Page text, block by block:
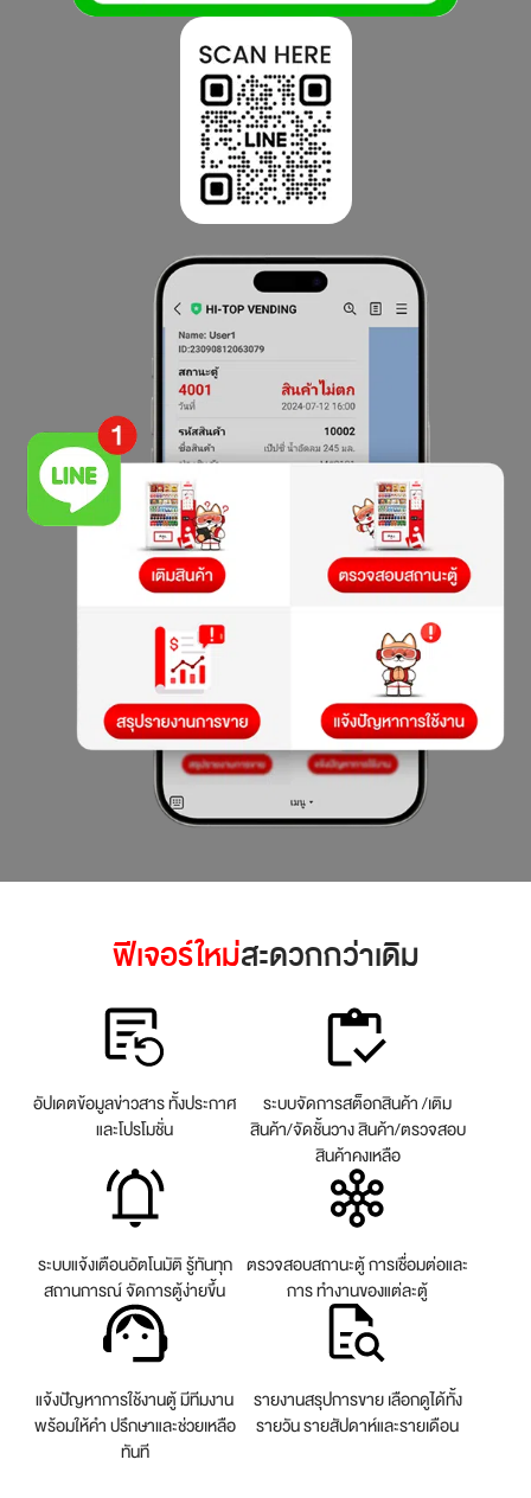
ฟีเจอร์ใหม่สะดวกกว่าเดิม
อัปเดตข้อมูลข่าวสาร ทั้งประกาศ
และโปรโมชั่น
ระบบจัดการสต็อกสินค้า/เติม
สินค้า/จัดชั้นวาง สินค้า/ตรวจสอบ
สินค้าคงเหลือ
ระบบแจ้งเตือนอัตโนมัติรู้ทันทุก
สถานการณ์จัดการตู้ง่ายขึ้น
ตรวจสอบสถานะตู้การเชื่อมต่อและ
การทำงานของแต่ละตู้
แจ้งปัญหาการใช้งานตู้มีทีมงาน
พร้อมให้คำปรึกษาและช่วยเหลือ
ทันที
รายงานสรุปการขายเลือกดูได้ทั้ง
รายวันรายสัปดาห์และรายเดือน